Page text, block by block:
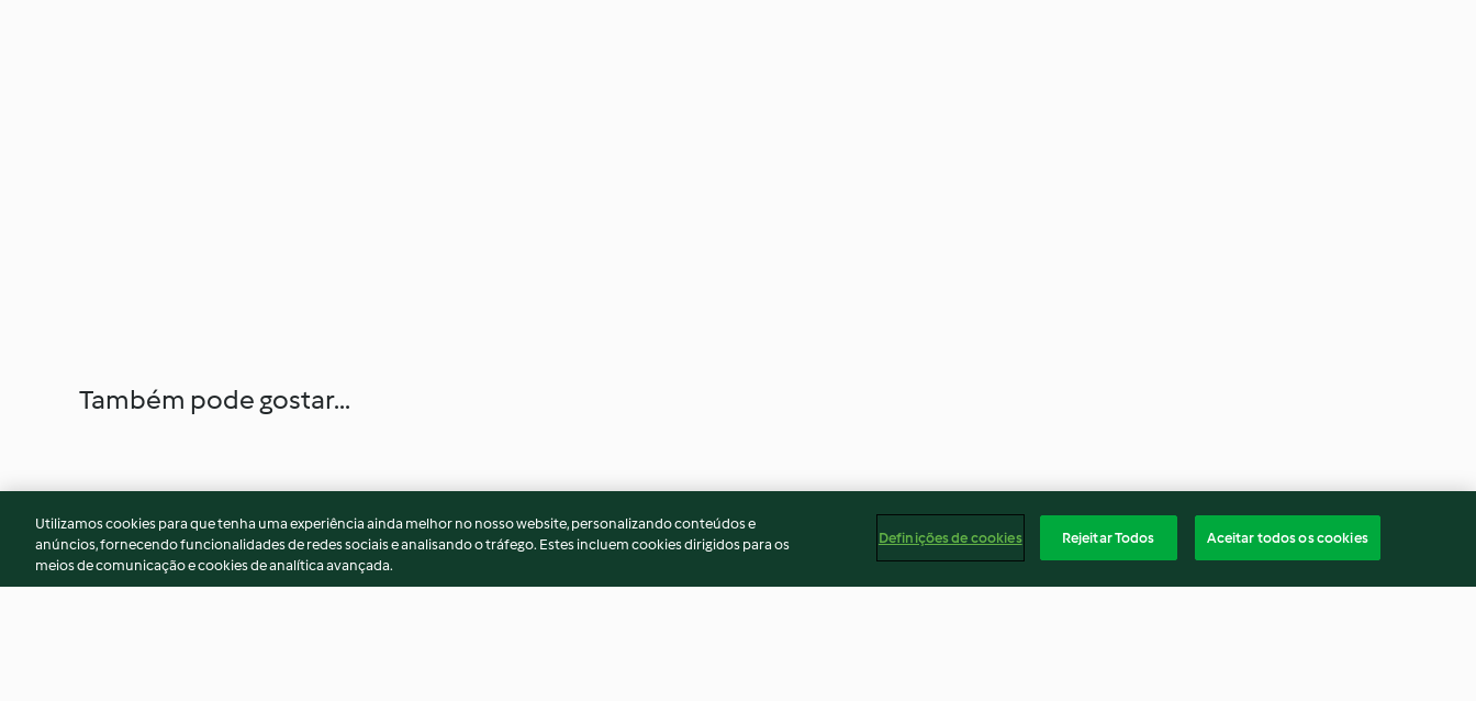
Também pode gostar...
Utilizamos cookies para que tenha uma experiência ainda melhor no nosso website, personalizando conteúdos e
anúncios, fornecendo funcionalidades de redes sociais e analisando o tráfego. Estes incluem cookies dirigidos para os
meios de comunicação e cookies de analítica avançada.
Definições de cookies Rejeitar Todos Aceitar todos os cookies